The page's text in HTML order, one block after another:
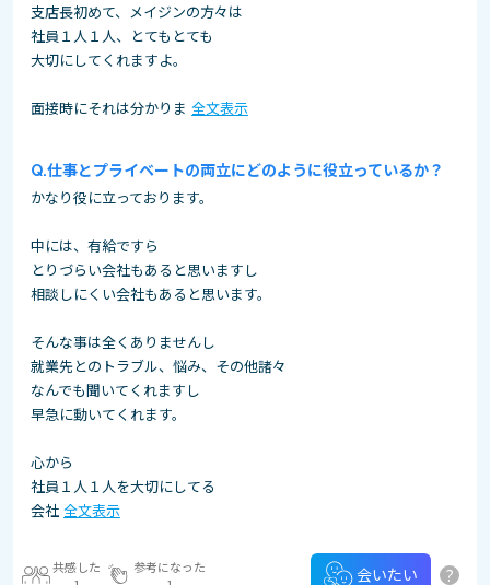
支店長初めて、メイジンの方々は
社員１人１人、とてもとても
大切にしてくれますよ。
面接時にそれは分かりま 全文表示
仕事とプライベートの両立にどのように役立っているか？
かなり役に立っております。
中には、有給ですら
とりづらい会社もあると思いますし
相談しにくい会社もあると思います。
そんな事は全くありませんし
就業先とのトラブル、悩み、その他諸々
なんでも聞いてくれますし
早急に動いてくれます。
心から
社員１人１人を大切にしてる
会社 全文表示
共感した
参考になった
会いたい ?